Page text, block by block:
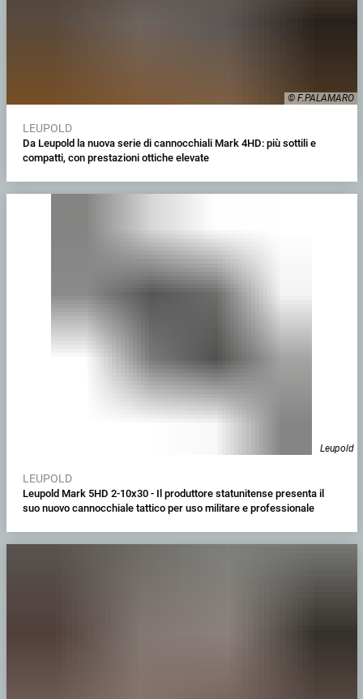
© F.PALAMARO
LEUPOLD
Da Leupold la nuova serie di cannocchiali Mark 4HD: più sottili e
compatti, con prestazioni ottiche elevate
Leupold
LEUPOLD
Leupold Mark 5HD 2-10x30 - Il produttore statunitense presenta il
suo nuovo cannocchiale tattico per uso militare e professionale